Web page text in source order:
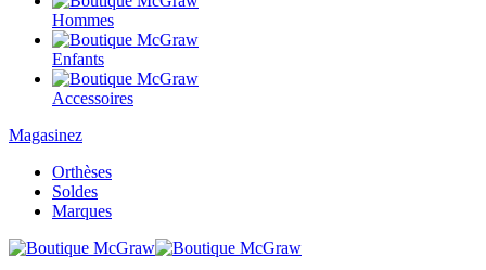
Hommes
Enfants
Accessoires
Magasinez
Orthèses
Soldes
Marques